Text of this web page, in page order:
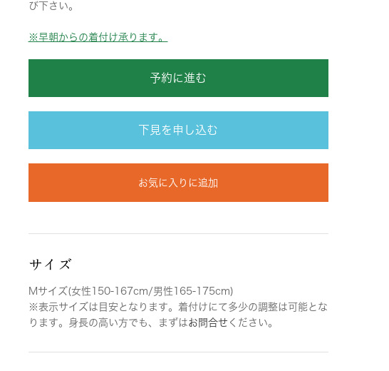
び下さい。
※早朝からの着付け承ります。
予約に進む
下見を申し込む
お気に入りに追加
サイズ
Mサイズ(女性150-167cm/男性165-175cm)
※表示サイズは目安となります。着付けにて多少の調整は可能とな
ります。身長の高い方でも、まずはお問合せ ください。